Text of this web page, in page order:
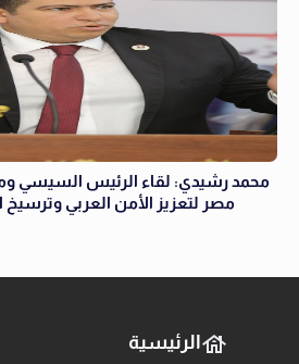
محمد رشيدي: لقاء الرئيس السيسي
مصر لتعزيز الأمن العربي وترسيخ
الرئيسية